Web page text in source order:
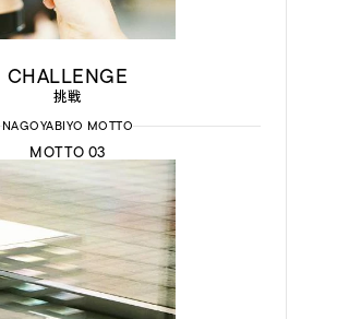
CHALLENGE
挑戦
NAGOYABIYO MOTTO
MOTTO 03